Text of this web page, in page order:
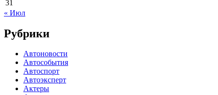
31
« Июл
Рубрики
Автоновости
Автособытия
Автоспорт
Автоэксперт
Актеры